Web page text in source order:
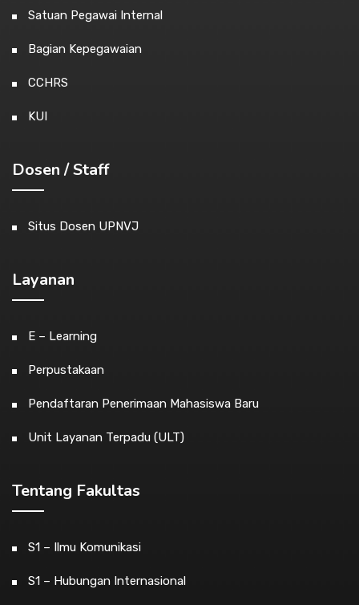
Satuan Pegawai Internal
Bagian Kepegawaian
CCHRS
KUI
Dosen / Staff
Situs Dosen UPNVJ
Layanan
E – Learning
Perpustakaan
Pendaftaran Penerimaan Mahasiswa Baru
Unit Layanan Terpadu (ULT)
Tentang Fakultas
S1 – Ilmu Komunikasi
S1 – Hubungan Internasional